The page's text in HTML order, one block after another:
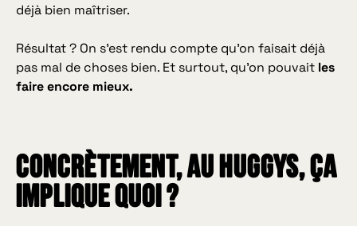
déjà bien maîtriser.
Résultat ? On s’est rendu compte qu’on faisait déjà
pas mal de choses bien. Et surtout, qu’on pouvait les
faire encore mieux.
Concrètement, au HUGGYS, ça
implique quoi ?